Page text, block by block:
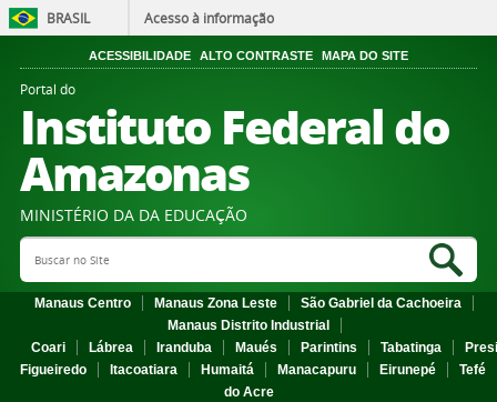
BRASIL Acesso à informação
ACESSIBILIDADE ALTO CONTRASTE MAPA DO SITE
Portal do
Instituto Federal do
Amazonas
MINISTÉRIO DA DA EDUCAÇÃO
Search Site
Manaus Centro Manaus Zona Leste
São Gabriel da Cachoeira
Manaus Distrito Industrial
Coari
Lábrea Iranduba Maués Parintins Tabatinga
Figueiredo
Itacoatiara Humaitá Manacapuru Eirunepé
Tefé
do Acre